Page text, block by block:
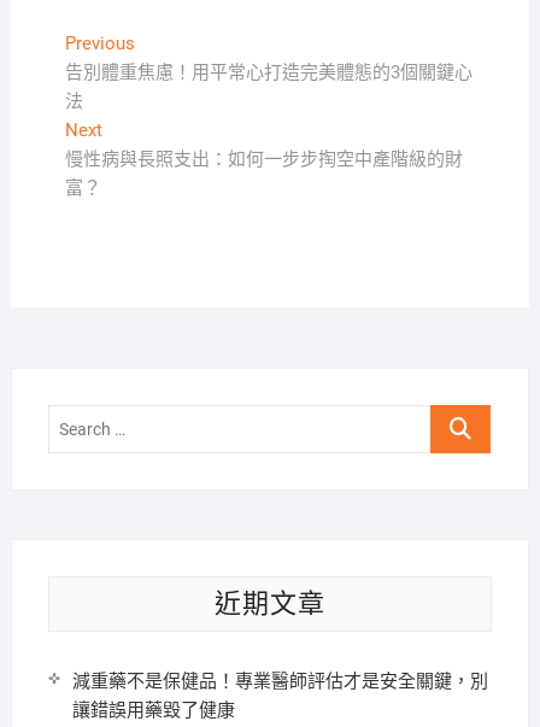
文
章
導
覽
PreviousPrevious
post:
告別體重焦慮！用平常心打造完美體態的3個關鍵心
法
NextNext
post:
慢性病與長照支出：如何一步步掏空中產階級的財
富？
Search
近期文章
減重藥不是保健品！專業醫師評估才是安全關鍵，別
讓錯誤用藥毀了健康